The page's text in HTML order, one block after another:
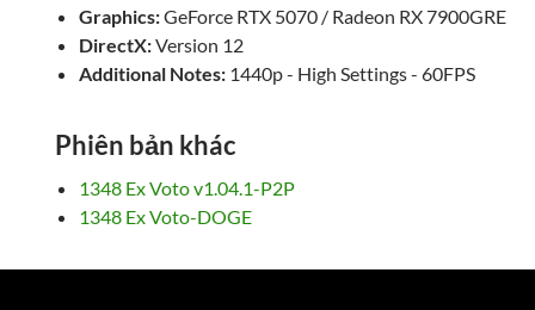
Graphics:GeForce RTX 5070 / Radeon RX 7900GRE
DirectX:Version 12
Additional Notes: 1440p - High Settings - 60FPS
Phiên bản khác
1348 Ex Voto v1.04.1-P2P
1348 Ex Voto-DOGE